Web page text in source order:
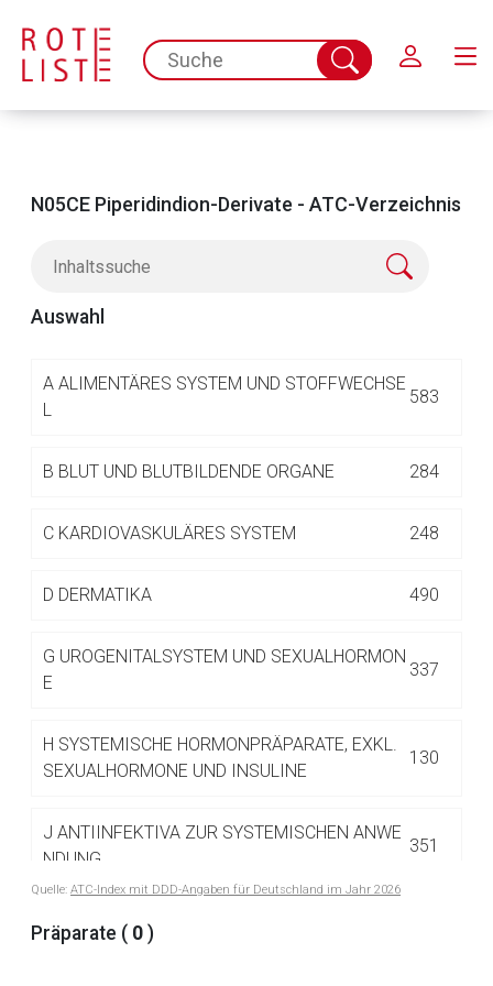
spc.search.input.placeholder
Suche
abschicken
N05CE Piperidindion-Derivate - ATC-Verzeichnis
Auswahl
A ALIMENTÄRES SYSTEM UND STOFFWECHSE
L
583
B BLUT UND BLUTBILDENDE ORGANE 284
C KARDIOVASKULÄRES SYSTEM 248
D DERMATIKA 490
G UROGENITALSYSTEM UND SEXUALHORMON
E
337
H SYSTEMISCHE HORMONPRÄPARATE, EXKL.
SEXUALHORMONE UND INSULINE
130
J ANTIINFEKTIVA ZUR SYSTEMISCHEN ANWE
NDUNG
351
ANTINEOPLASTISCHE UND IMMUNMODULIE
RENDE MITTEL
Quelle: ATC-Index mit DDD-Angaben für Deutschland im Jahr 2026
Präparate ( 0 )
Aufruf einer externen Seite
Seite. Für die Inhalte der externen Web-Seite ist deren
Datenschutzbestimmungen.
Zur Seite